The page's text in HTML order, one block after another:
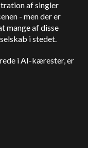
af singler
- men der er
mange af disse
i stedet.
i AI-kærester, er